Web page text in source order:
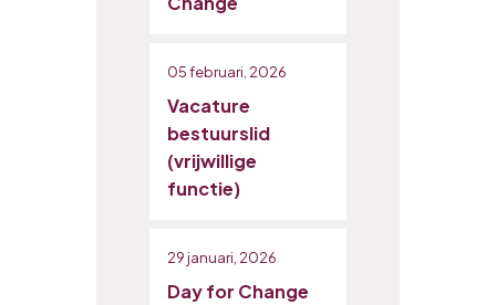
05 februari, 2026
Vacature
bestuurslid
(vrijwillige
functie)
29 januari, 2026
Day for Change